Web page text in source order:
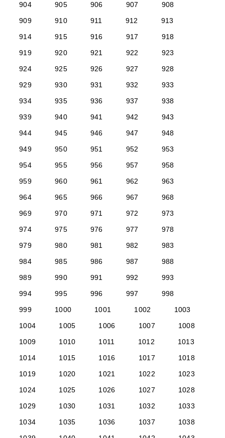
904
905 906 907
908
909
910 911 912
913
914
915 916 917
918
919
920 921 922
923
924
925 926 927
928
929
930 931 932
933
934
935 936 937
938
939
940 941 942
943
944
945 946 947
948
949
950 951 952
953
954
955 956 957
958
959
960 961 962
963
964
965 966 967
968
969
970 971 972
973
974
975 976 977
978
979
980 981 982
983
984
985 986 987
988
989
990 991 992
993
994
995 996 997
998
999
1000 1001 1002
1003
1004
1005 1006 1007
1008
1009
1010 1011 1012
1013
1014
1015 1016 1017
1018
1019
1020 1021 1022
1023
1024
1025 1026 1027
1028
1029
1030 1031 1032
1033
1034
1035 1036 1037
1038